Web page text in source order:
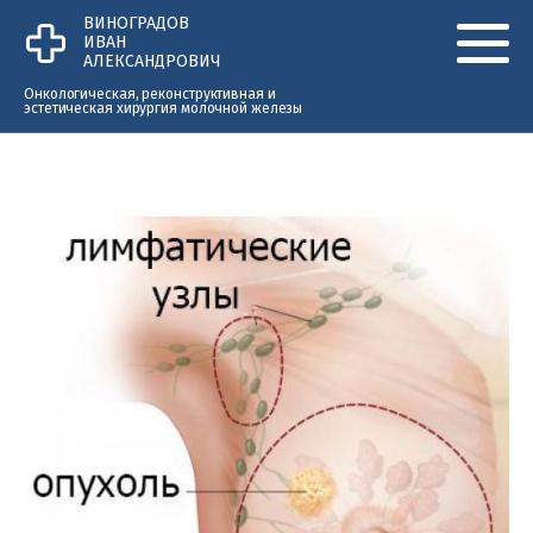
ВИНОГРАДОВ
ИВАН
АЛЕКСАНДРОВИЧ
Онкологическая, реконструктивная и
эстетическая хирургия молочной железы